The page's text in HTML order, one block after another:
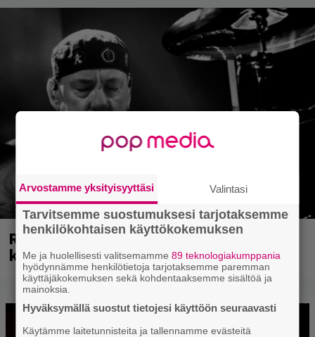
Rushin Neil Peartista ilmestyy ensi
kuussa dokumentti
Arvostamme yksityisyyttäsi Valintasi
Tarvitsemme suostumuksesi tarjotaksemme
henkilökohtaisen käyttökokemuksen
Me ja huolellisesti valitsemamme89 teknologiakumppania
hyödynnämme henkilötietoja tarjotaksemme paremman
käyttäjäkokemuksen sekä kohdentaaksemme sisältöä ja
mainoksia.
Hyväksymällä suostut tietojesi käyttöön seuraavasti
Käytämme laitetunnisteita ja tallennamme evästeitä